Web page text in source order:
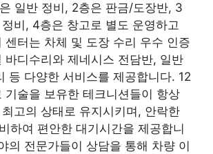
일반 정비, 2층은 판금/도장반, 3
비, 4층은 창고로 별도 운영하고
센터는 차체 및 도장 수리 우수 인증
바디수리와 제네시스 전담반, 일반
등 다양한 서비스를 제공합니다. 12
기술을 보유한 테크니션들이 항상
고의 상태로 유지시키며, 안락한
하여 편안한 대기시간을 제공합니
의 전문가들이 상담을 통해 차량 이